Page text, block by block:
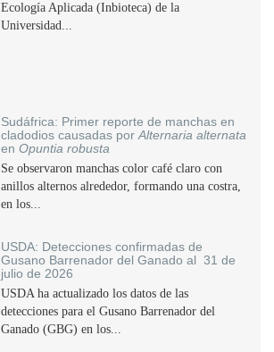
Ecología Aplicada (Inbioteca) de la
Universidad...
Sudáfrica: Primer reporte de manchas en
cladodios causadas por Alternaria alternata
en Opuntia robusta
Se observaron manchas color café claro con
anillos alternos alrededor, formando una costra,
en los...
USDA: Detecciones confirmadas de
Gusano Barrenador del Ganado al 31 de
julio de 2026
USDA ha actualizado los datos de las
detecciones para el Gusano Barrenador del
Ganado (GBG) en los...